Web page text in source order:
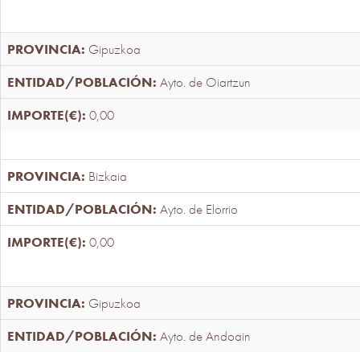
Gipuzkoa
Ayto. de Oiartzun
0,00
Bizkaia
Ayto. de Elorrio
0,00
Gipuzkoa
Ayto. de Andoain